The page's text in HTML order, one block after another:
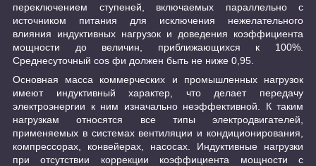
переключением ступеней, включаемых параллельно с
источником питания для исключения нежелательного
влияния индуктивных нагрузок и доведения коэффициента
мощности до величин, приближающихся к 100%.
Среднесуточный cos фи должен быть не ниже 0,95.
Основная масса коммерческих и промышленных нагрузок
имеют индуктивный характер, что делает передачу
электроэнергии к ним изначально неэффективной. К таким
нагрузкам относятся все типы электродвигателей,
применяемых в системах вентиляции и кондиционирования,
компрессорах, конвейерах, насосах. Индуктивные нагрузки
при отсутствии коррекции коэффициента мощности с